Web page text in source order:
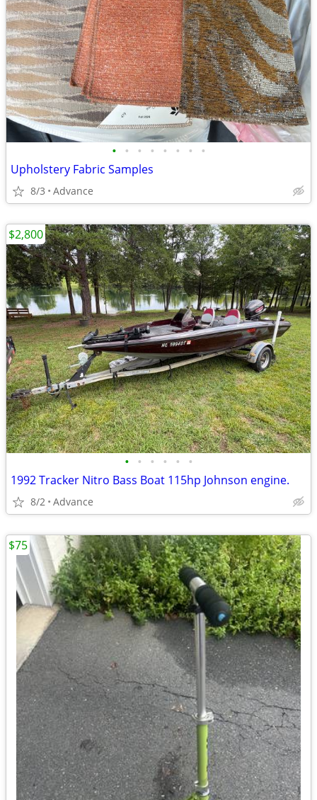
• • • • • • • •
Upholstery Fabric Samples
8/3 Advance
• • • • • •
1992 Tracker Nitro Bass Boat 115hp Johnson engine.
8/2 Advance
$2,800
$75